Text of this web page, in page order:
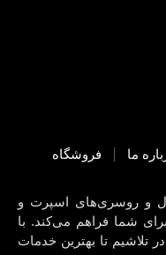
ما فروشگاه
1399 با ارائه شال و روسری‌های اسپرت و
شما فراهم می‌کند. با
در تلاشیم تا بهترین خدمات